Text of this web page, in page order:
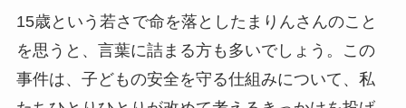
15歳という若さで命を落としたまりんさんのこと
を思うと、言葉に詰まる方も多いでしょう。この
事件は、子どもの安全を守る仕組みについて、私